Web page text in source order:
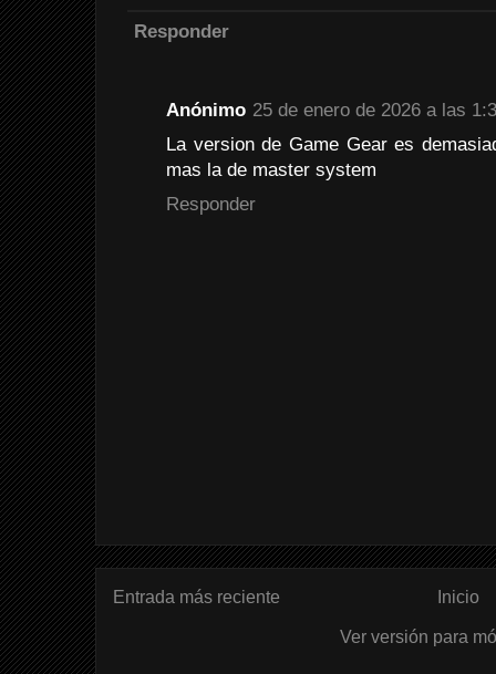
Responder
Anónimo 25 de enero de 2026 a las
La version de Game Gear es
mas la de master system
Responder
Entrada más reciente Inicio
Ver versión para